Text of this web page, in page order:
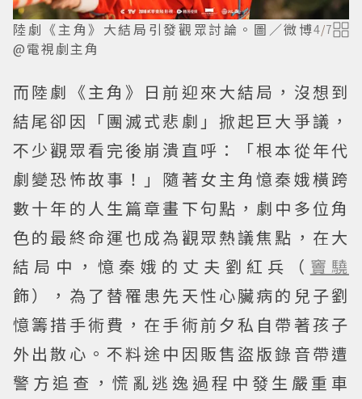
陸劇《主角》大結局引發觀眾討論。圖／微博
@電視劇主角
4/7
而陸劇《主角》日前迎來大結局，沒想到
結尾卻因「團滅式悲劇」掀起巨大爭議，
不少觀眾看完後崩潰直呼：「根本從年代
劇變恐怖故事！」隨著女主角憶秦娥橫跨
數十年的人生篇章畫下句點，劇中多位角
色的最終命運也成為觀眾熱議焦點，在大
結局中，憶秦娥的丈夫劉紅兵（ 竇驍
飾），為了替罹患先天性心臟病的兒子劉
憶籌措手術費，在手術前夕私自帶著孩子
外出散心。不料途中因販售盜版錄音帶遭
警方追查，慌亂逃逸過程中發生嚴重車